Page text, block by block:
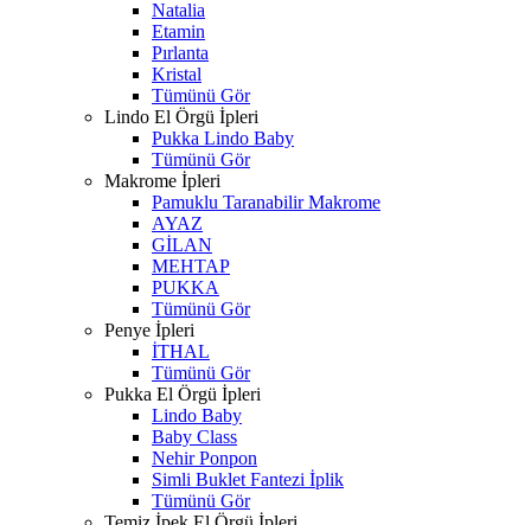
Natalia
Etamin
Pırlanta
Kristal
Tümünü Gör
Lindo El Örgü İpleri
Pukka Lindo Baby
Tümünü Gör
Makrome İpleri
Pamuklu Taranabilir Makrome
AYAZ
GİLAN
MEHTAP
PUKKA
Tümünü Gör
Penye İpleri
İTHAL
Tümünü Gör
Pukka El Örgü İpleri
Lindo Baby
Baby Class
Nehir Ponpon
Simli Buklet Fantezi İplik
Tümünü Gör